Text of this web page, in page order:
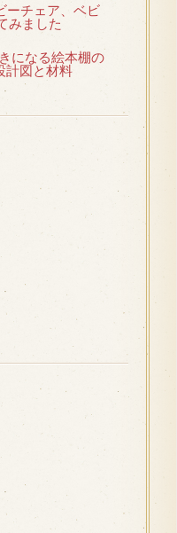
ーチェア、ベビ
みました
になる絵本棚の
計図と材料